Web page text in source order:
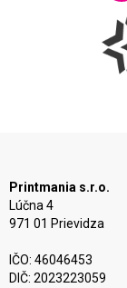
Printmania s.r.o.
Lúčna 4
971 01 Prievidza
IČO: 46046453
DIČ: 2023223059